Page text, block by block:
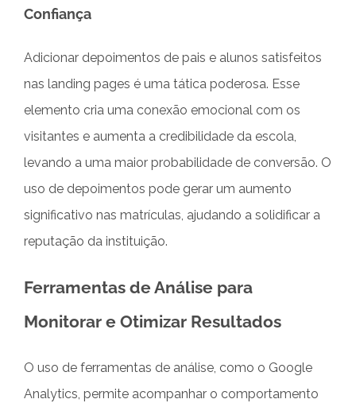
Confiança
Adicionar depoimentos de pais e alunos satisfeitos
nas landing pages é uma tática poderosa. Esse
elemento cria uma conexão emocional com os
visitantes e aumenta a credibilidade da escola,
levando a uma maior probabilidade de conversão. O
uso de depoimentos pode gerar um aumento
significativo nas matrículas, ajudando a solidificar a
reputação da instituição.
Ferramentas de Análise para
Monitorar e Otimizar Resultados
O uso de ferramentas de análise, como o Google
Analytics, permite acompanhar o comportamento